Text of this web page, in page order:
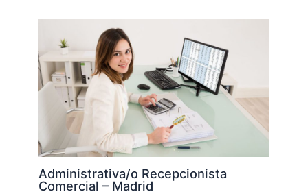
Administrativa/o Recepcionista
Comercial – Madrid